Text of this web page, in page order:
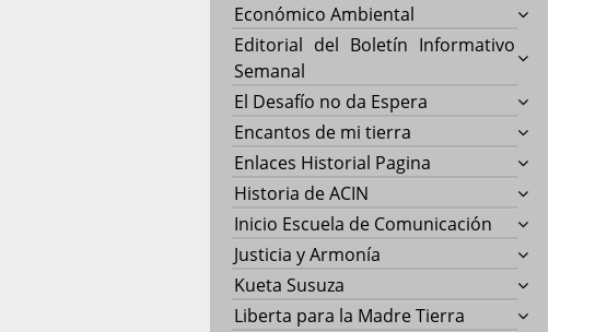
Económico Ambiental
Editorial del Boletín Informativo
Semanal
El Desafío no da Espera
Encantos de mi tierra
Enlaces Historial Pagina
Historia de ACIN
Inicio Escuela de Comunicación
Justicia y Armonía
Kueta Susuza
Liberta para la Madre Tierra